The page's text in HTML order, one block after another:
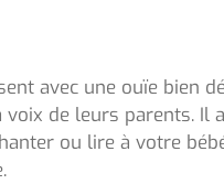
avec une ouïe bien
de leurs parents. Il
ou lire à votre